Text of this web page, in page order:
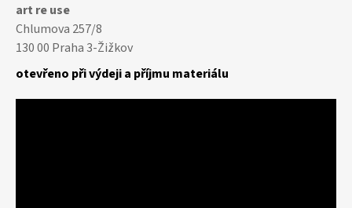
art re use
Chlumova 257/8
130 00 Praha 3-Žižkov
otevřeno při výdeji a příjmu materiálu